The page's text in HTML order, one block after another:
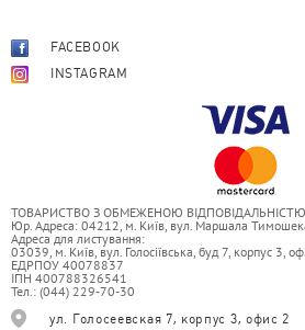
FACEBOOK
INSTAGRAM
ТОВАРИСТВО З ОБМЕЖЕНОЮ
Юр. Адреса: 04212, м. Київ, вул. Маршала
Адреса для листування:
03039, м. Київ, вул. Голосіївська, буд 7, корпус 3,
ЕДРПОУ 40078837
ІПН 400788326541
Тел.: (044) 229-70-30
ул. Голосеевская 7, корпус 3, офис 2